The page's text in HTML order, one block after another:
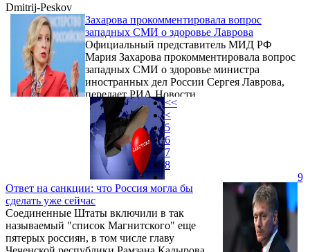
Dmitrij-Peskov
Захарова прокомментировала вопрос
западных СМИ о здоровье Лаврова
Официальный представитель МИД РФ
Мария Захарова прокомментировала вопрос
западных СМИ о здоровье министра
иностранных дел России Сергея Лаврова,
передает РИА Новости.
Ответ на санкции: что Россия могла бы
сделать уже сейчас
Соединенные Штаты включили в так
называемый "список Магнитского" еще
пятерых россиян, в том числе главу
<<
<
5
6
7
8
9